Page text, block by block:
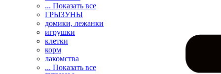
... Показать все
ГРЫЗУНЫ
домики, лежанки
игрушки
клетки
корм
лакомства
... Показать все